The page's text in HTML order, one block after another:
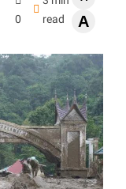
0
read
A